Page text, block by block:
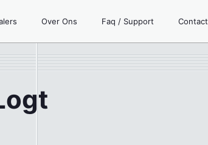
Over Ons Faq / Support Contact